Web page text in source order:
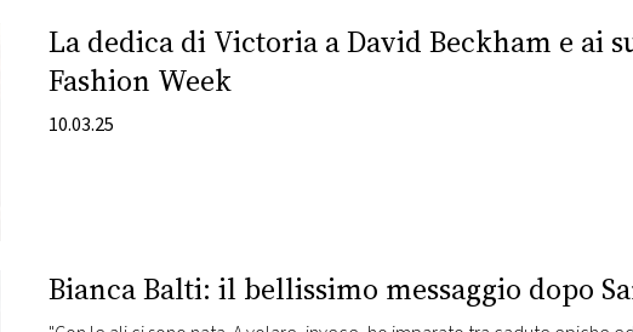
La dedica di Victoria a David Beckham e ai
Fashion Week
10.03.25
Bianca Balti: il bellissimo messaggio dopo